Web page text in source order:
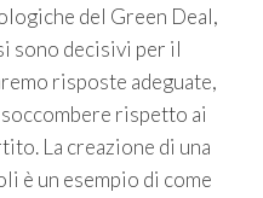
del Green Deal,
sono decisivi per il
risposte adeguate,
rispetto ai
La creazione di una
è un esempio di come